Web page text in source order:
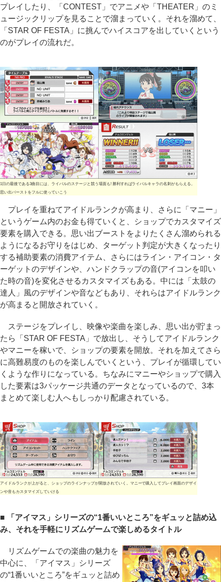
プレイしたり、「CONTEST」でアニメや「THEATER」のミ
ュージックリップを見ることで溜まっていく。それを溜めて、
「STAR OF FESTA」に挑んでハイスコアを出していくという
のがプレイの流れだ。
1日の最後である3曲目には、ライバルのステージと競う場面も! 勝利すればライバルキャラの名刺がもらえる。
思い出バーストをフルに使っていこう
プレイを重ねてアイドルランクが高まり、さらに「マニー」
というゲーム内のお金も得ていくと、ショップでカスタマイズ
要素を購入できる。思い出ブーストをよりたくさん溜められる
ようになるお守りをはじめ、ターゲット判定が大きくなったり
する補助要素の消費アイテム、さらにはライン・アイコン・タ
ーゲットのデザインや、ハンドクラップの音(アイコンを叩い
た時の音)を変化させるカスタマイズもある。中には「太鼓の
達人」風のデザインや音などもあり、それらはアイドルランク
が高まると開放されていく。
ステージをプレイし、映像や楽曲を楽しみ、思い出が貯まっ
たら「STAR OF FESTA」で放出し、そうしてアイドルランク
やマニーを稼いで、ショップの要素を開放。それを加えてさら
に高難易度のものを楽しんでいくという、プレイが循環してい
くような作りになっている。ちなみにマニーやショップで購入
した要素は3パッケージ共通のデータとなっているので、3本
まとめて楽しむ人へもしっかり配慮されている。
アイドルランクが上がると、ショップのラインナップが開放されていく。マニーで購入してプレイ画面のデザイ
ンや音もカスタマイズしていける
■ 「アイマス」シリーズの“1番いいところ”をギュッと詰め込
み、それを手軽にリズムゲームで楽しめるタイトル
リズムゲームでの楽曲の魅力を
中心に、「アイマス」シリーズ
の“1番いいところ”をギュッと詰め